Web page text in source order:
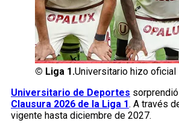
© Liga 1.Universitario hizo oficial
Universitario de Deportes
Clausura 2026 de la Liga 1. A través
vigente hasta diciembre de 2027.